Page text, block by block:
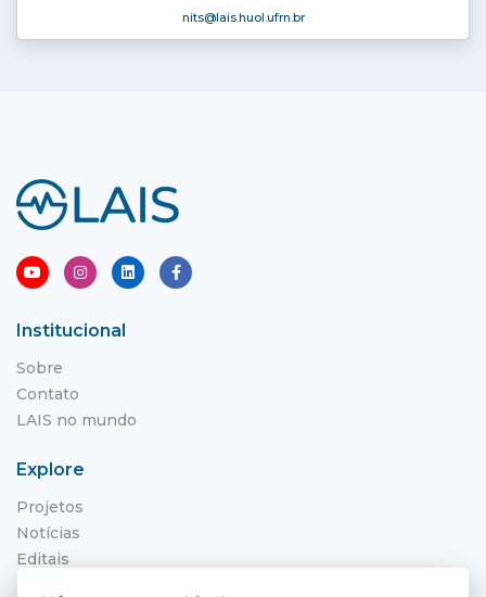
nits@lais.huol.ufrn.br
Institucional
Sobre
Contato
LAIS no mundo
Explore
Projetos
Notícias
Editais